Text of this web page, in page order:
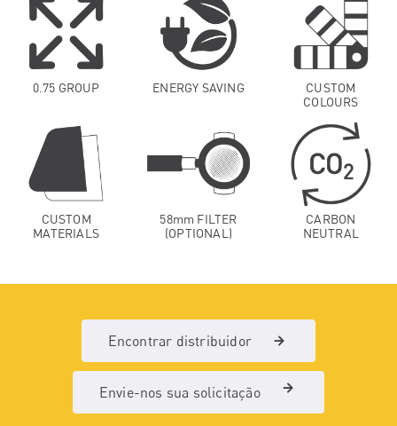
0.75 GROUP ENERGY SAVING
CUSTOM
COLOURS
CUSTOM
MATERIALS
58mm FILTER
(OPTIONAL)
CARBON
NEUTRAL
Encontrar distribuidor
Envie-nos sua solicitação